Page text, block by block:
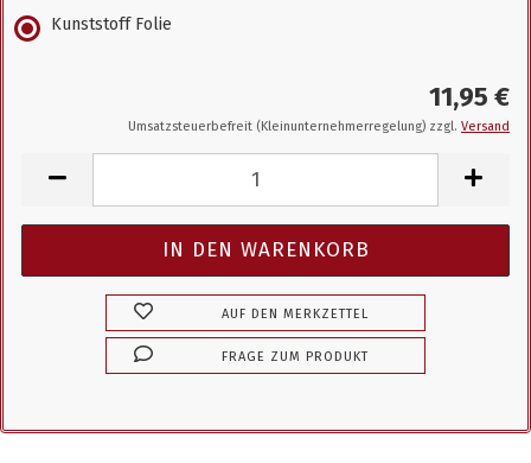
Kunststoff Folie
11,95 €
Umsatzsteuerbefreit (Kleinunternehmerregelung) zzgl. Versand
AUF DEN MERKZETTEL
FRAGE ZUM PRODUKT